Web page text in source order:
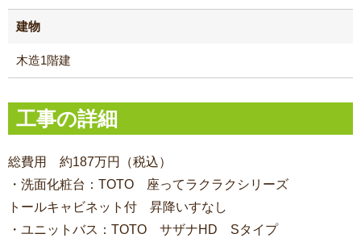
建物
木造1階建
工事の詳細
総費用 約187万円（税込）
・洗面化粧台：TOTO 座ってラクラクシリーズ
トールキャビネット付 昇降いすなし
・ユニットバス：TOTO サザナHD Sタイプ